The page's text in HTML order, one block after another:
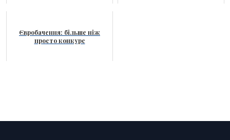
Євробачення: більше ніж
просто конкурс